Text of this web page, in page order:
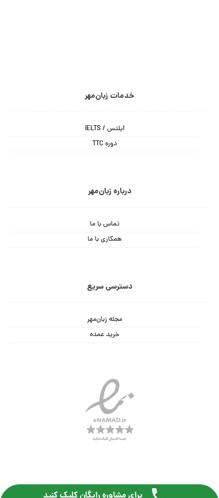
خدمات زبان‌مهر
آیلتس / IELTS
دوره TTC
درباره زبان‌مهر
تماس با ما
همکاری با ما
دسترسی سریع
مجله زبان‌مهر
خرید عمده